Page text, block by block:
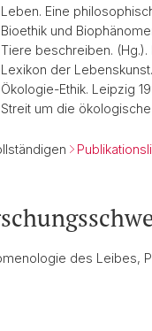
Leben. Eine
Bioethik und
Tiere beschreiben. (Hg.).
Lexikon der
Ökologie-Ethik. Leipzig
Streit um die ökologische
des Leibes,